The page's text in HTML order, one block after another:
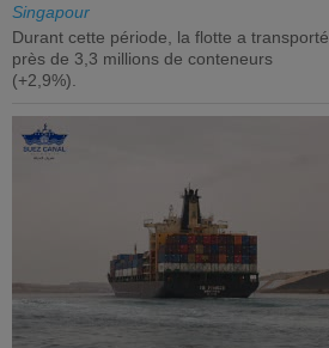
Singapour
Durant cette période, la flotte a transporté
près de 3,3 millions de conteneurs
(+2,9%).